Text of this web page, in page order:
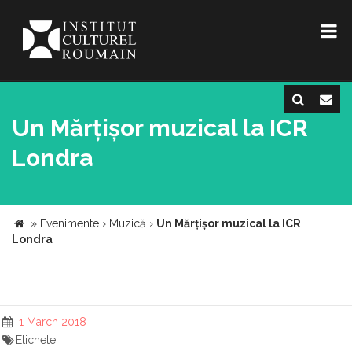
Un Mărțișor muzical la ICR
Londra
» Evenimente › Muzică › Un Mărțișor muzical la ICR
Londra
1 March 2018
Etichete